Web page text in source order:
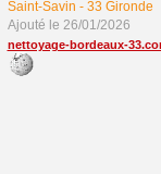
Saint-Savin - 33 Gironde
Ajouté le 26/01/2026
nettoyage-bordeaux-